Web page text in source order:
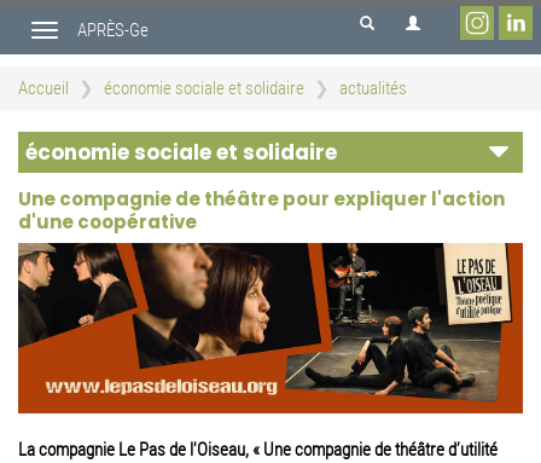
contenu
Toggle
navigation
APRÈS-Ge
Accueil économie sociale et solidaire actualités
économie sociale et solidaire
Une compagnie de théâtre pour expliquer l'action
d'une coopérative
La compagnie Le Pas de l'Oiseau, « Une compagnie de théâtre d’utilité